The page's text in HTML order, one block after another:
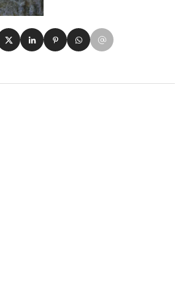
su Facebook
su X
Condividi su LinkedIn
Condividi su Pinterest
Condividi su WhatsApp
Condividi su Email